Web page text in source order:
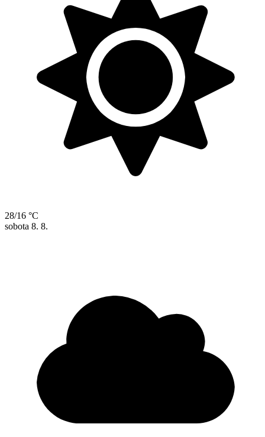
28/16 °C
sobota 8. 8.